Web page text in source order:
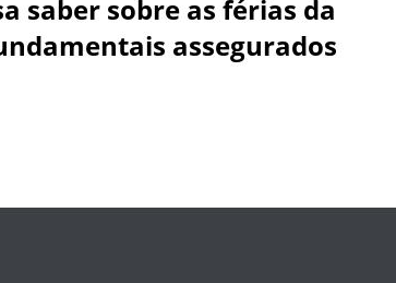
saber sobre as férias da
assegurados